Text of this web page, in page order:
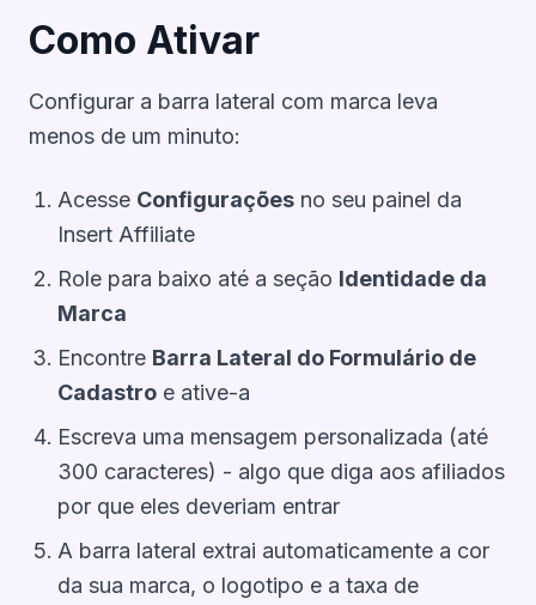
Como Ativar
Configurar a barra lateral com marca leva
menos de um minuto:
Acesse Configurações no seu painel da
Insert Affiliate
Role para baixo até a seção Identidade da
Marca
Encontre Barra Lateral do Formulário de
Cadastro e ative-a
Escreva uma mensagem personalizada (até
300 caracteres) - algo que diga aos afiliados
por que eles deveriam entrar
A barra lateral extrai automaticamente a cor
da sua marca, o logotipo e a taxa de